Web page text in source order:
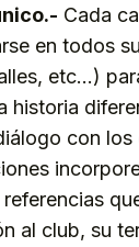
Cada
en todos
etc…)
historia
con los
al club, su